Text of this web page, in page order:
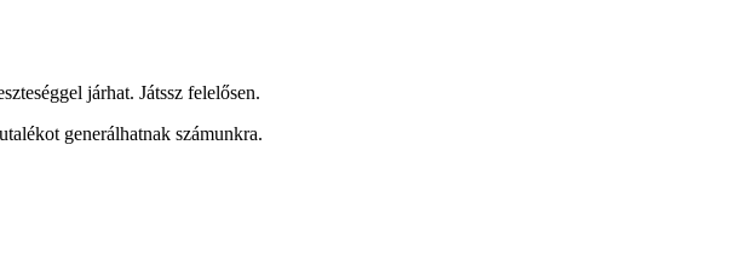
járhat. Játssz felelősen.
generálhatnak számunkra.